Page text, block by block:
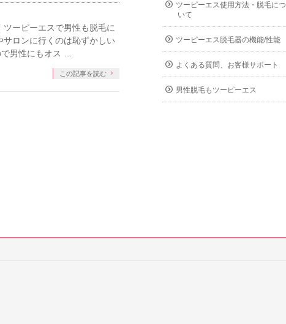
ーピーエスで男性も脱毛に
ロンに行くのは恥ずかしい
男性にもオス …
この記事を読む
ツーピーエス使用方法・脱毛につ
いて
ツーピーエス脱毛器の機能/性能
よくある質問、お客様サポート
男性脱毛もツーピーエス